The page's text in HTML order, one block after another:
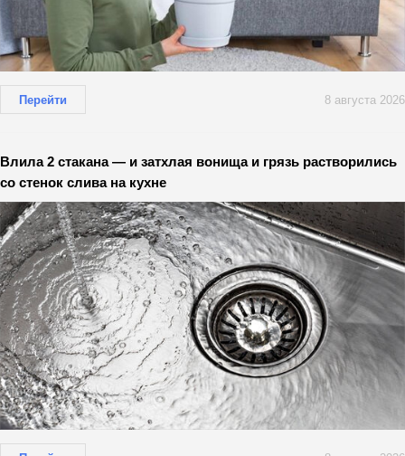
Перейти 8 августа 2026
Влила 2 стакана — и затхлая вонища и грязь растворились
со стенок слива на кухне